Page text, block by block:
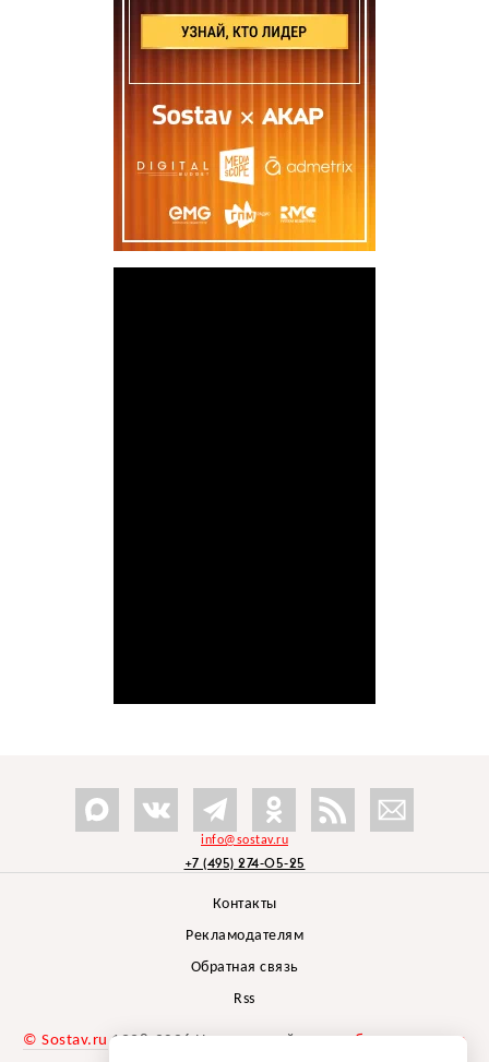
info@sostav.ru
+7 (495) 274-05-25
Контакты
Рекламодателям
Обратная связь
Rss
© Sostav.ru 1998-2026 Независимый проектбрендингового